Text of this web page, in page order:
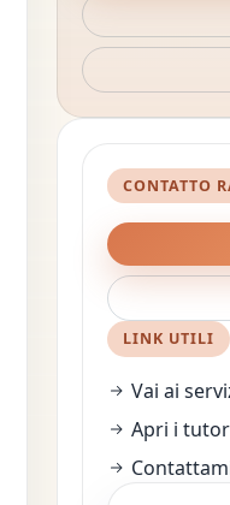
CONTATTO
LINK UTILI
Vai ai
Apri i